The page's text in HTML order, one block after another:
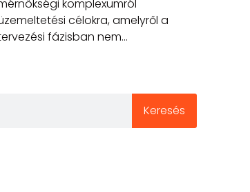
komplexumról
célokra, amelyről a
fázisban nem...
Keresés